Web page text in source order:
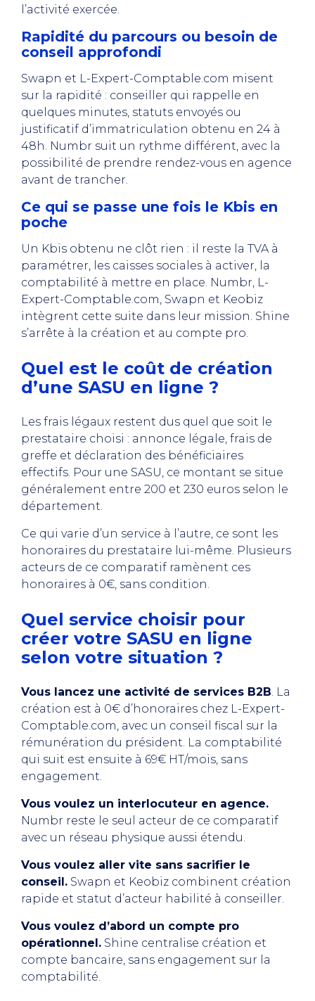
l’activité exercée.
Rapidité du parcours ou besoin de
conseil approfondi
Swapn et L-Expert-Comptable.com misent
sur la rapidité : conseiller qui rappelle en
quelques minutes, statuts envoyés ou
justificatif d’immatriculation obtenu en 24 à
48h. Numbr suit un rythme différent, avec la
possibilité de prendre rendez-vous en agence
avant de trancher.
Ce qui se passe une fois le Kbis en
poche
Un Kbis obtenu ne clôt rien : il reste la TVA à
paramétrer, les caisses sociales à activer, la
comptabilité à mettre en place. Numbr, L-
Expert-Comptable.com, Swapn et Keobiz
intègrent cette suite dans leur mission. Shine
s’arrête à la création et au compte pro.
Quel est le coût de création
d’une SASU en ligne ?
Les frais légaux restent dus quel que soit le
prestataire choisi : annonce légale, frais de
greffe et déclaration des bénéficiaires
effectifs. Pour une SASU, ce montant se situe
généralement entre 200 et 230 euros selon le
département.
Ce qui varie d’un service à l’autre, ce sont les
honoraires du prestataire lui-même. Plusieurs
acteurs de ce comparatif ramènent ces
honoraires à 0€, sans condition.
Quel service choisir pour
créer votre SASU en ligne
selon votre situation ?
Vous lancez une activité de services B2B. La
création est à 0€ d’honoraires chez L-Expert-
Comptable.com, avec un conseil fiscal sur la
rémunération du président. La comptabilité
qui suit est ensuite à 69€ HT/mois, sans
engagement.
Vous voulez un interlocuteur en agence.
Numbr reste le seul acteur de ce comparatif
avec un réseau physique aussi étendu.
Vous voulez aller vite sans sacrifier le
conseil. Swapn et Keobiz combinent création
rapide et statut d’acteur habilité à conseiller.
Vous voulez d’abord un compte pro
opérationnel. Shine centralise création et
compte bancaire, sans engagement sur la
comptabilité.